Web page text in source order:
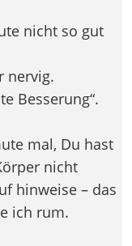
nicht so gut
nervig.
Besserung“.
mal, Du hast
nicht
hinweise – das
ich rum.